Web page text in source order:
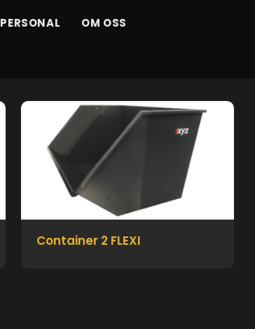
PERSONAL OM OSS
Container 2 FLEXI